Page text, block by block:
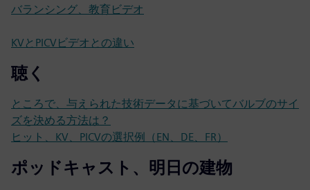
バランシング、教育ビデオ
KVとPICVビデオとの違い
聴く
ところで、与えられた技術データに基づいてバルブのサイ
ズを決める方法は？
ヒット、KV、PICVの選択例（EN、DE、FR）
ポッドキャスト、明日の建物